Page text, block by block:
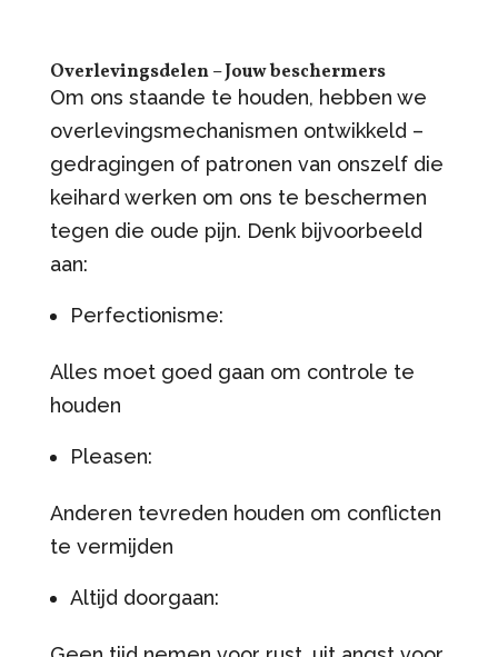
Overlevingsdelen – Jouw beschermers
Om ons staande te houden, hebben we
overlevingsmechanismen ontwikkeld –
gedragingen of patronen van onszelf die
keihard werken om ons te beschermen
tegen die oude pijn. Denk bijvoorbeeld
aan:
Perfectionisme:
Alles moet goed gaan om controle te
houden
Pleasen:
Anderen tevreden houden om conflicten
te vermijden
Altijd doorgaan: